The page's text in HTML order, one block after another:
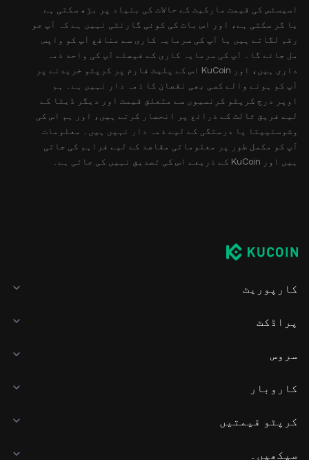
اسیسٹس کی قیمت مارکیٹ کے حالات کی بنیاد پر بڑھ سکتی ہے
یا گر سکتی ہے، اور اس بات کی کوئی گارنٹی نہیں ہے کہ آپ جو
رقم لگاتے ہیں یا آپ کی سرمایہ کاری سے منافع آپ کو واپس
مل جائے گا۔ آپ کی سرمایہ کاری کے فیصلے آپ کی واحد ذمہ
داری ہیں، اور KuCoin اس کے پلیٹ فارم پر کرپٹو خریدنے پر
آپ کو ہونے والے کسی بھی نقصان کا ذمہ دار نہیں ہے۔ ہم
اوپر درج کرپٹو کرنسیوں سے متعلق قیمت اور دیگر ڈیٹا کے
لیے فریق ثالث کے ذرائع پر انحصار کرتے ہیں، اور ہم اس کی
وشوسنییتا یا درستگی کے لیے ذمہ دار نہیں ہیں۔ معلومات
آپ کو مکمل طور پر معلوماتی مقاصد کے لیے فراہم کی جاتی
ہیں اور KuCoin کے ذریعے اس کی تصدیق نہیں کی جاتی ہے۔
کارپوریٹ
پراڈکٹ
سروس
کاروبار
کرپٹو قیمتیں
سیکھیں۔